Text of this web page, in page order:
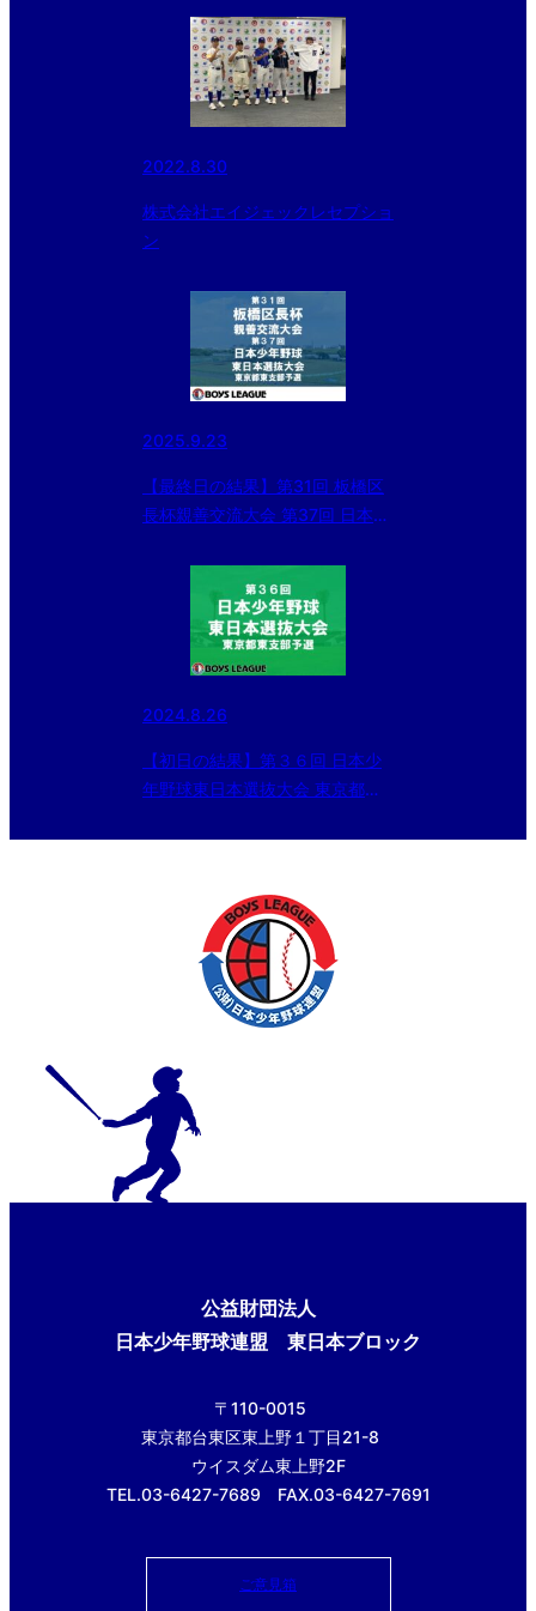
2022.8.30
株式会社エイジェックレセプショ
ン
2025.9.23
【最終日の結果】第31回 板橋区
長杯親善交流大会 第37回 日本少
支部予選
2024.8.26
【初日の結果】第３６回 日本少
年野球東日本選抜大会 東京都東
公益財団法人
日本少年野球連盟 東日本ブロック
〒110-0015
東京都台東区東上野１丁目21-8
ウイスダム東上野2F
TEL.03-6427-7689 FAX.03-6427-7691
ご意見箱